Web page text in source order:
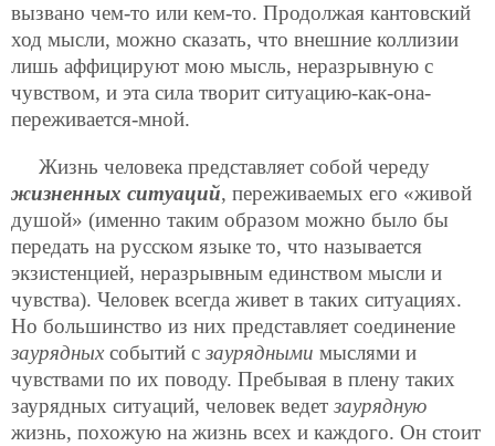
вызвано чем-то или кем-то. Продолжая кантовский
ход мысли, можно сказать, что внешние коллизии
лишь аффицируют мою мысль, неразрывную с
чувством, и эта сила творит ситуацию-как-она-
переживается-мной.
Жизнь человека представляет собой череду
жизненных ситуаций, переживаемых его «живой
душой» (именно таким образом можно было бы
передать на русском языке то, что называется
экзистенцией, неразрывным единством мысли и
чувства). Человек всегда живет в таких ситуациях.
Но большинство из них представляет соединение
заурядныхсобытий с заурядными мыслями и
чувствами по их поводу. Пребывая в плену таких
заурядных ситуаций, человек ведет заурядную
жизнь, похожую на жизнь всех и каждого. Он стоит